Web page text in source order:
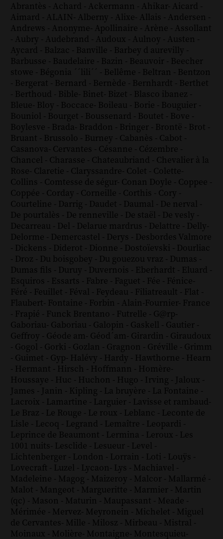
Abrantès - Achard - Ackermann - Ahikar- Aicard -
Aimard - ALAIN- Alberny - Alixe- Allais - Andersen -
Andrews - Anonyme- Apollinaire - Arène - Assollant
- Aubry - Audebrand - Audoux - Aulnoy - Austen -
Aycard - Balzac - Banville - Barbey d aurevilly -
Barbusse - Baudelaire - Bazin - Beauvoir - Beecher
stowe - Bégonia ´´lili´´ - Bellême - Beltran - Bentzon
- Bergerat - Bernard - Bernède - Bernhardt - Berthet
- Berthoud - Bible- Binet- Bizet - Blasco ibanez -
Bleue- Bloy - Boccace- Boileau - Borie - Bouguier -
Bouniol - Bourget - Boussenard - Boutet - Bove -
Boylesve - Brada- Braddon - Bringer - Brontë - Brot -
Bruant - Brussolo - Burney - Cabanès - Cabot -
Casanova- Cervantes - Césanne - Cézembre -
Chancel - Charasse - Chateaubriand - Chevalier à la
Rose- Claretie - Claryssandre- Colet - Colette-
Collins - Comtesse de ségur- Conan Doyle - Coppee -
Coppée - Corday - Corneille - Corthis - Cory -
Courteline - Darrig - Daudet - Daumal - De nerval -
De pourtalès - De renneville - De staël - De vesly -
Decarreau - Del - Delarue mardrus - Delattre - Delly-
Delorme - Demercastel - Derys - Desbordes Valmore
- Dickens - Diderot - Dionne - Dostoïevski - Dourliac
- Droz - Du boisgobey - Du gouezou vraz - Dumas -
Dumas fils - Duruy - Duvernois - Eberhardt - Eluard -
Esquiros - Essarts - Fabre - Faguet - Fée - Fénice-
Féré - Feuillet - Féval - Feydeau - Filiatreault - Flat -
Flaubert- Fontaine - Forbin - Alain-Fournier- France
- Frapié - Funck Brentano - Futrelle - G@rp-
Gaboriau- Gaboriau - Galopin - Gaskell - Gautier -
Geffroy - Géode am- Géod´am- Girardin - Giraudoux
- Gogol - Gorki - Gozlan - Gragnon - Gréville - Grimm
- Guimet - Gyp- Halévy - Hardy - Hawthorne - Hearn
- Hermant - Hirsch - Hoffmann - Homère-
Houssaye - Huc - Huchon - Hugo - Irving - Jaloux -
James - Janin - Kipling - La bruyère - La Fontaine -
Lacroix - Lamartine - Larguier - Lavisse et rambaud-
Le Braz - Le Rouge - Le roux - Leblanc - Leconte de
Lisle - Lecoq - Legrand - Lemaître - Leopardi -
Leprince de Beaumont - Lermina - Leroux - Les
1001 nuits- Lesclide - Lesueur - Level -
Lichtenberger - London - Lorrain - Loti - Louÿs -
Lovecraft - Luzel - Lycaon- Lys - Machiavel -
Madeleine - Magog - Maizeroy - Malcor - Mallarmé -
Malot - Mangeot - Margueritte - Marmier - Martin
(qc) - Mason - Maturin - Maupassant - Meade -
Mérimée - Mervez- Meyronein - Michelet - Miguel
de Cervantes- Mille - Milosz - Mirbeau - Mistral -
Moinaux - Molière- Montaigne- Montesquieu-